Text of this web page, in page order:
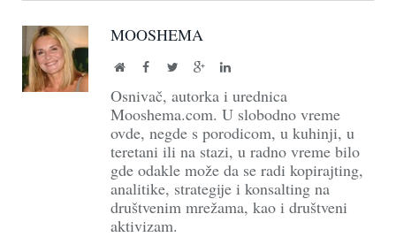
MOOSHEMA
WebsiteFacebook
TwitterGoogle+LinkedIn
Osnivač, autorka i urednica
Mooshema.com. U slobodno vreme
ovde, negde s porodicom, u kuhinji, u
teretani ili na stazi, u radno vreme bilo
gde odakle može da se radi kopirajting,
analitike, strategije i konsalting na
društvenim mrežama, kao i društveni
aktivizam.